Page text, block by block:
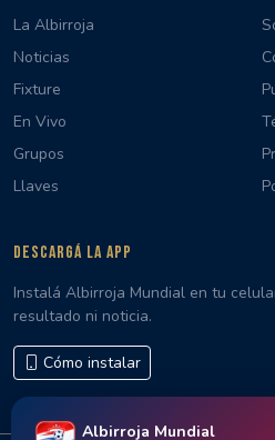
La Albirroja
Noticias
Fixture
En Vivo
Grupos
Llaves
DESCARGÁ LA APP
Instalá Albirroja Mundial en tu
resultado ni noticia.
Cómo instalar
Albirroja Mundial